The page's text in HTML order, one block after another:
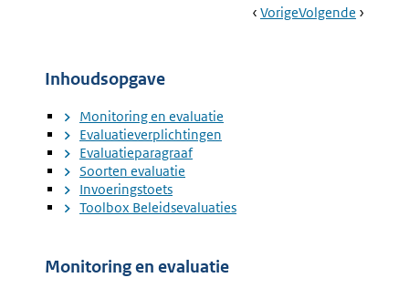
Book
Ga
VorigePagina:
Ga
Volgende Pagina:
Inhoudsopgave
Monitoring en evaluatie
Evaluatieverplichtingen
Evaluatieparagraaf
Soorten evaluatie
Invoeringstoets
Toolbox Beleidsevaluaties
Monitoring en evaluatie